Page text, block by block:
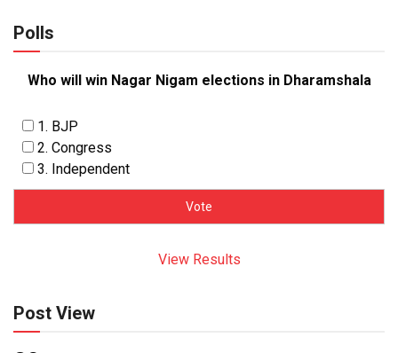
Polls
Who will win Nagar Nigam elections in Dharamshala
1. BJP
2. Congress
3. Independent
View Results
Post View